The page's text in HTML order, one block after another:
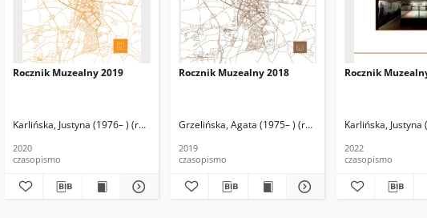
Zawadka, Marek (1965– ) (wstęp) Kulik, Joanna (1987– ) (oprac. graf., skład)
Rocznik Muzealny 2019
Karlińska, Justyna (1976– ) (red.) Zawadka, Marek (1965– ) (wstęp) Kulik, Joanna (1987– )
2020
czasopismo
Rocznik Muzealny 2018
Grzelińska, Agata (1975– ) (red.) Karlińska, Justyna
2019
czasopismo
Rocznik
Karlińska,
2022
czasopismo